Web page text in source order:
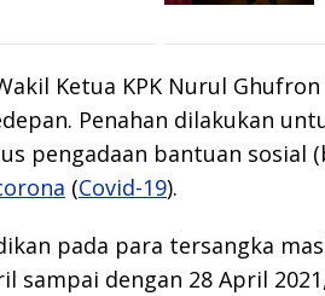
Ketua KPK Nurul
Penahan dilakukan
pengadaan bantuan sosial
(Covid-19).
pada para tersangka
sampai dengan 28 April